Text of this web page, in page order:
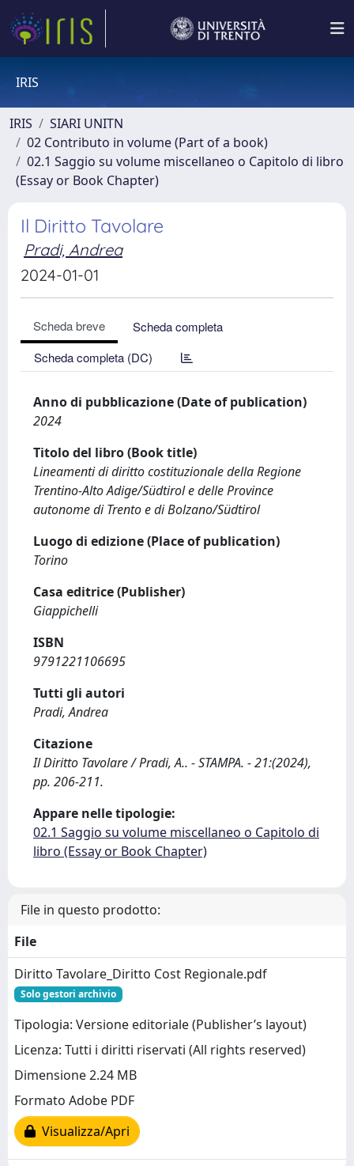
IRIS
IRIS
SIARI UNITN
02 Contributo in volume (Part of a book)
02.1 Saggio su volume miscellaneo o Capitolo di libro
(Essay or Book Chapter)
Il Diritto Tavolare
Pradi, Andrea
2024-01-01
Scheda breve
Scheda completa
Scheda completa (DC)
Anno di pubblicazione (Date of publication)
2024
Titolo del libro (Book title)
Lineamenti di diritto costituzionale della Regione
Trentino-Alto Adige/Südtirol e delle Province
autonome di Trento e di Bolzano/Südtirol
Luogo di edizione (Place of publication)
Torino
Casa editrice (Publisher)
Giappichelli
ISBN
9791221106695
Tutti gli autori
Pradi, Andrea
Citazione
Il Diritto Tavolare / Pradi, A.. - STAMPA. - 21:(2024),
pp. 206-211.
Appare nelle tipologie:
02.1 Saggio su volume miscellaneo o Capitolo di
libro (Essay or Book Chapter)
File in questo prodotto:
File
Diritto Tavolare_Diritto Cost Regionale.pdf
Solo gestori archivio
Tipologia: Versione editoriale (Publisher’s layout)
Licenza: Tutti i diritti riservati (All rights reserved)
Dimensione 2.24 MB
Formato Adobe PDF
Visualizza/Apri